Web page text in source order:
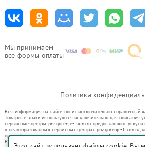
Мы принимаем
все формы оплаты
Политика
Вся информация на сайте носит исключительно справочный
Товарные знаки используются исключительно для описания
сервисные центры pnz.gorenje-fixim.ru предоставляют услуги
в неавторизованных сервисных центрах pnz.gorenje-fixim.ru,
правообладателями товарных знаков или их официальными
Ремонт осуществляется для устройств, уже введенных в